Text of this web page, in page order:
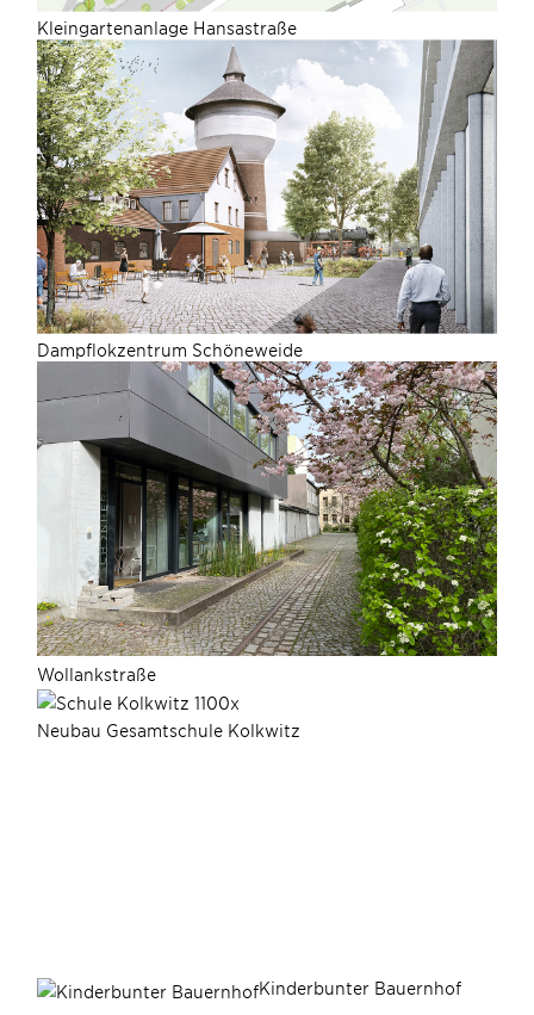
Kleingartenanlage Hansastraße
Dampflokzentrum Schöneweide
Wollankstraße
Neubau Gesamtschule Kolkwitz
Kinderbunter Bauernhof